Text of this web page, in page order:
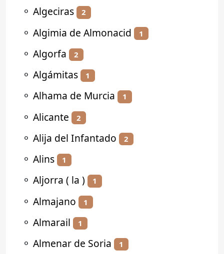
⚬ Algeciras 2
⚬ Algimia de Almonacid 1
⚬ Algorfa 2
⚬ Algámitas 1
⚬ Alhama de Murcia 1
⚬ Alicante 2
⚬ Alija del Infantado 2
⚬ Alins 1
⚬ Aljorra ( la ) 1
⚬ Almajano 1
⚬ Almarail 1
⚬ Almenar de Soria 1